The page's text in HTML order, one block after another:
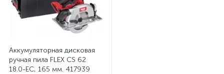
Аккумуляторная дисковая
ручная пила FLEX CS 62
18.0-EC, 165 мм. 417939